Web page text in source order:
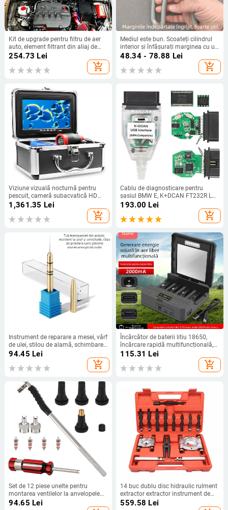
Kit de upgrade pentru filtru de aer
auto, element filtrant din aliaj de
aluminiu de 76 mm, admisie de aer
254.73 Lei
add_shopping_cart
Mediul este bun. Scoateți cilindrul
interior și înfășurați marginea cu un
clește. Mașină de spălat pulsator,
scoateți vârful plăcii, lungiți cleștele.
Instrumente de îndepărtare și
48.34 - 78.88 Lei
add_shopping_cart
Viziune vizuală nocturnă pentru
pescuit, cameră subacvatică HD
pentru pești ancoră, echipamente
de pescuit, căutător de pești
1,361.35 Lei
add_shopping_cart
Cablu de diagnosticare pentru
șasiul BMW E, K+DCAN FT232R L
cu comutator, pentru utilizare
193.00 Lei
add_shopping_cart
Instrument de reparare a mesei, vârf
de ulei, stilou de alamă, schimbare
cap, vârf de ulei, stilou de alamă,
vârf de ulei, stilou de ulei cu gură
plată, vârf ascuțit, stilou de ulei
94.45 Lei
add_shopping_cart
Încărcător de baterii litiu 18650,
încărcare rapidă multifuncțională,
energie solară pentru exterior,
încărcător inteligent cu patru sloturi
26650
115.31 Lei
add_shopping_cart
Set de 12 piese unelte pentru
montarea ventilelor la anvelopele
auto, cu mâner antiaderent și tijă de
94.65 Lei
14 buc dublu disc hidraulic rulment
extractor extractor instrument de
îndepărtare a rulmentului extractor
559.58 Lei